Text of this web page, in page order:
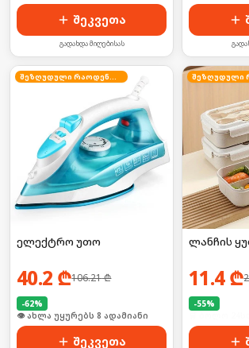
შეკვეთა
გადახდა მიღებისას
ელექტრო უთო
40.2 ₾106.21₾
-62%
🛒 ბოლო 24სთ-ში იყიდა 9-მა
შეკვეთა
ლანჩის
11.4₾
-55%